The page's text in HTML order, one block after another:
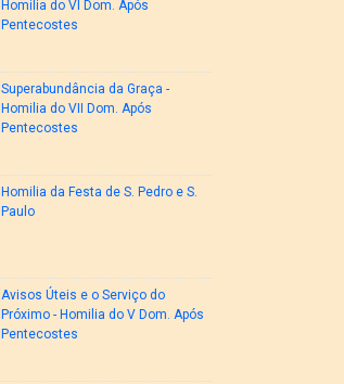
Homilia do VI Dom. Após
Pentecostes
Superabundância da Graça -
Homilia do VII Dom. Após
Pentecostes
Homilia da Festa de S. Pedro e S.
Paulo
Avisos Úteis e o Serviço do
Próximo - Homilia do V Dom. Após
Pentecostes